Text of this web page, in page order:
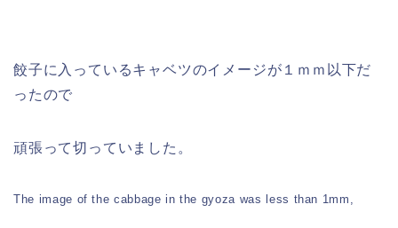
餃子に入っているキャベツのイメージが１ｍｍ以下だ
ったので
頑張って切っていました。
The image of the cabbage in the gyoza was less than 1mm,